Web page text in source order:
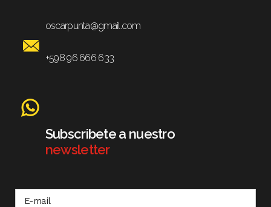
oscarpunta@gmail.com
+598 96 666 633
Subscribete a nuestro
newsletter